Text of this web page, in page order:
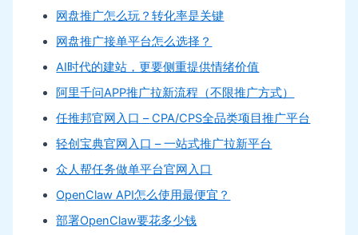
网盘推广怎么玩？转化率是关键
网盘推广接单平台怎么选择？
AI时代的建站，更要侧重提供情绪价值
阿里千问APP推广拉新流程（不限推广方式）
任推邦官网入口 – CPA/CPS全品类项目推广平台
轻创宝典官网入口 – 一站式推广拉新平台
众人帮任务做单平台官网入口
OpenClaw API怎么使用最便宜？
部署OpenClaw要花多少钱